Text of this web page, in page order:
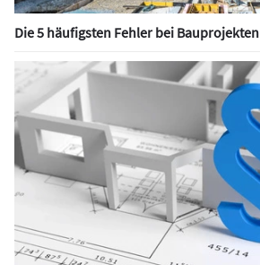
Die 5 häufigsten Fehler bei Bauprojekten